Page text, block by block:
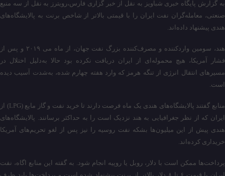
به گزارش پایگاه خبری شباویز به نقل از خبر گزاری فارس،رویترز به نقل از سه منبع
صنعتی، معامله‌گران نفت ایران را با قیمتی بالاتر از شاخص برنت به پالایشگاه‌های
هندی پیشنهاد داده‌اند.
هند، سومین واردکننده و مصرف‌کننده بزرگ نفت جهان، از ماه می ۲۰۱۹ و پس از
فشار آمریکا، هیچ محموله‌ای از ایران دریافت نکرده بود حالا به‌دلیل اختلال در
مسیرهای انتقال انرژی از تنگه هرمز که وارد هفته چهارم شده، به‌شدت آسیب دیده
است.
منابع گفتند پالایشگاه‌های هندی یک ماه فرصت دارند تا خرید نفت و گاز مایع (LPG) از
ایران که از نظر جغرافیایی به هند نزدیک است را به حداکثر برسانند. پالایشگاه‌های
هندی پیش از این میلیون‌ها بشکه نفت روسیه را نیز پس از لغو تحریم‌های آمریکا
خریداری کرده‌اند.
پرداخت‌ها ممکن است با دلار، روبل یا روپیه انجام شود. به گقته این منابع اگاه، نفت